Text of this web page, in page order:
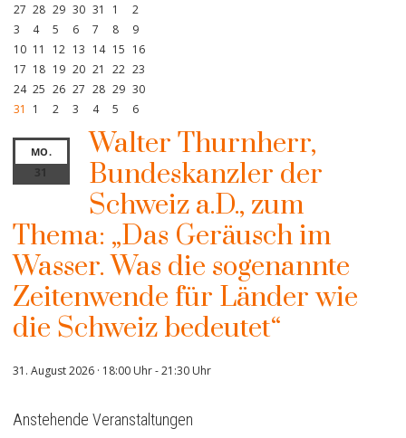
27 28 29 30 31 1
2
3
4 5 6 7 8
9
10 11 12 13 14 15 16
17 18 19 20 21 22 23
24 25 26 27 28 29 30
31
1 2 3 4 5 6
MO.
31
Walter Thurnherr,
Bundeskanzler der
Schweiz a.D., zum
Thema: „Das Geräusch im
Wasser. Was die sogenannte
Zeitenwende für Länder wie
die Schweiz bedeutet“
31. August 2026 · 18:00 Uhr-21:30 Uhr
Anstehende Veranstaltungen